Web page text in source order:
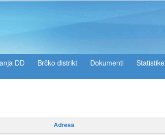
DD Brčko distrikt Dokumenti Statistike
Adresa